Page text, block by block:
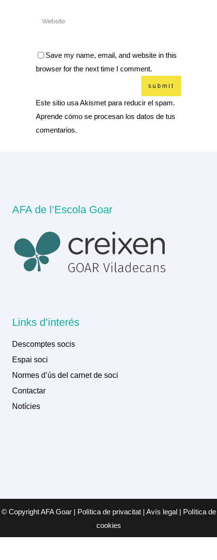
Save my name, email, and website in this
browser for the next time I comment.
Este sitio usa Akismet para reducir el spam.
Aprende cómo se procesan los datos de tus
comentarios.
AFA de l’Escola Goar
Links d’interés
Descomptes socis
Espai soci
Normes d’ús del carnet de soci
Contactar
Notícies
© Copyright AFA Goar | Política de privacitat | Avís legal | Política de
cookies